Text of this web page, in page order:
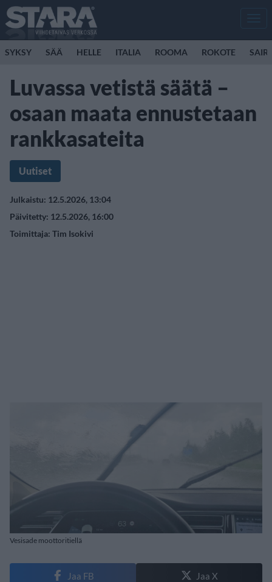
SYKSY SÄÄ HELLE ITALIA ROOMA ROKOTE
Luvassa vetistä säätä –
osaan maata ennustetaan
rankkasateita
Uutiset
Julkaistu: 12.5.2026, 13:04
Päivitetty: 12.5.2026, 16:00
Toimittaja: Tim Isokivi
Vesisade moottoritiellä
Jaa FB Jaa X